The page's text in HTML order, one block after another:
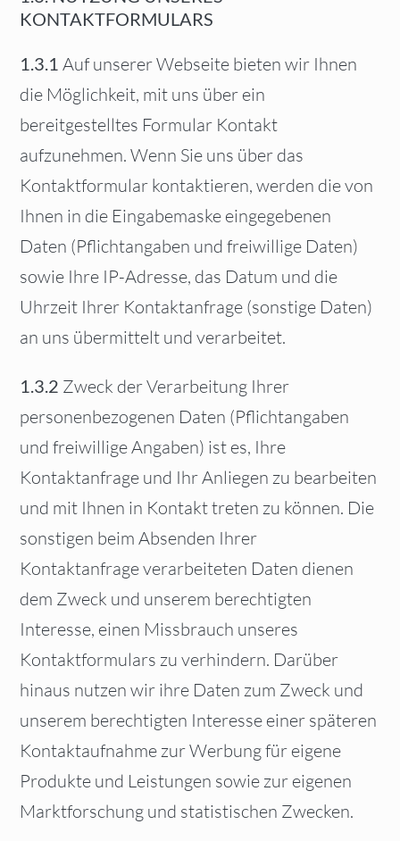
KONTAKTFORMULARS
1.3.1 Auf unserer Webseite bieten wir Ihnen
die Möglichkeit, mit uns über ein
bereitgestelltes Formular Kontakt
aufzunehmen. Wenn Sie uns über das
Kontaktformular kontaktieren, werden die von
Ihnen in die Eingabemaske eingegebenen
Daten (Pflichtangaben und freiwillige Daten)
sowie Ihre IP-Adresse, das Datum und die
Uhrzeit Ihrer Kontaktanfrage (sonstige Daten)
an uns übermittelt und verarbeitet.
1.3.2 Zweck der Verarbeitung Ihrer
personenbezogenen Daten (Pflichtangaben
und freiwillige Angaben) ist es, Ihre
Kontaktanfrage und Ihr Anliegen zu bearbeiten
und mit Ihnen in Kontakt treten zu können. Die
sonstigen beim Absenden Ihrer
Kontaktanfrage verarbeiteten Daten dienen
dem Zweck und unserem berechtigten
Interesse, einen Missbrauch unseres
Kontaktformulars zu verhindern. Darüber
hinaus nutzen wir ihre Daten zum Zweck und
unserem berechtigten Interesse einer späteren
Kontaktaufnahme zur Werbung für eigene
Produkte und Leistungen sowie zur eigenen
Marktforschung und statistischen Zwecken.